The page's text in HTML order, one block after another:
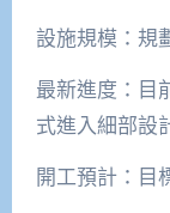
設施規模：規
最新進度：目
式進入細部設
開工預計：目